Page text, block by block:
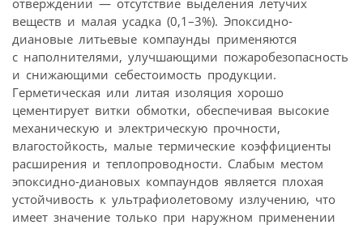
отверждении — отсутствие выделения летучих
веществ и малая усадка (0,1–3%). Эпоксидно-
диановые литьевые компаунды применяются
с наполнителями, улучшающими пожаробезопасность
и снижающими себестоимость продукции.
Герметическая или литая изоляция хорошо
цементирует витки обмотки, обеспечивая высокие
механическую и электрическую прочности,
влагостойкость, малые термические коэффициенты
расширения и теплопроводности. Слабым местом
эпоксидно-диановых компаундов является плохая
устойчивость к ультрафиолетовому излучению, что
имеет значение только при наружном применении